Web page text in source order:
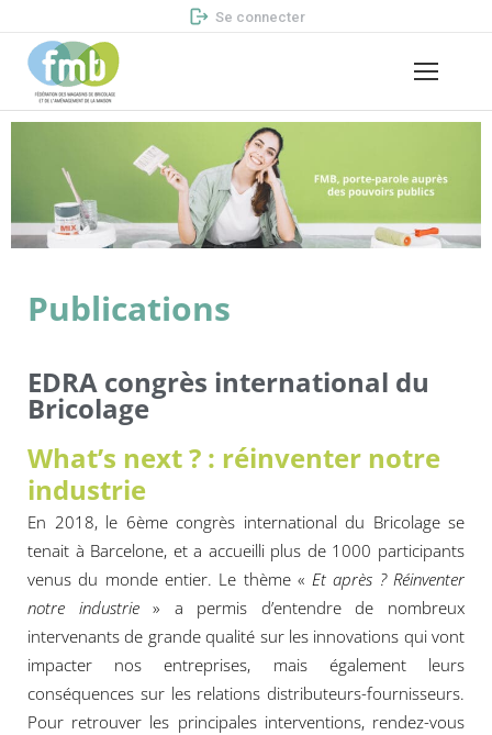
Se connecter
Publications
EDRA congrès international du
Bricolage
What’s next ? : réinventer notre
industrie
En 2018, le 6ème congrès international du Bricolage se
tenait à Barcelone, et a accueilli plus de 1000 participants
venus du monde entier. Le thème «Et après ? Réinventer
notre industrie» a permis d’entendre de nombreux
intervenants de grande qualité sur les innovations qui vont
impacter nos entreprises, mais également leurs
conséquences sur les relations distributeurs-fournisseurs.
Pour retrouver les principales interventions, rendez-vous